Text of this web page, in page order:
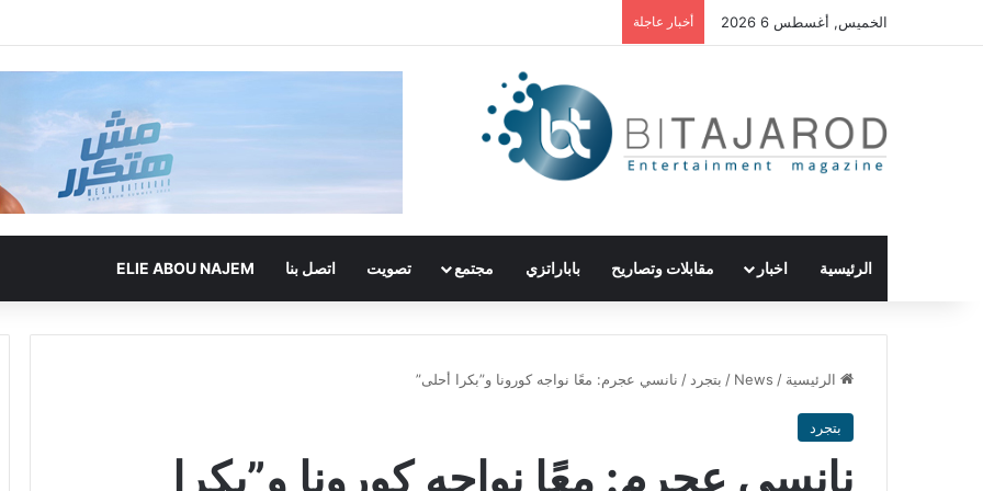
الخميس, أغسطس 6 2026 أخبار عاجلة
الرئيسية اخبار مقابلات وتصاريح باباراتزي مجتمع تصويت اتصل بنا ELIE ABOU NAJEM
الرئيسية /
News
/ بتجرد / نانسي عجرم: معًا نواجه كورونا و”بكرا أحلى”
بتجرد
نانسي عجرم: معًا نواجه كورونا و”بكرا